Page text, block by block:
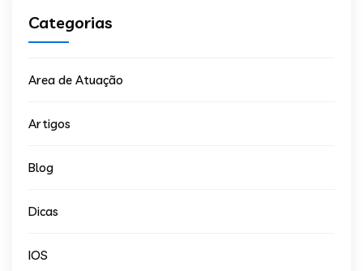
Categorias
Area de Atuação
Artigos
Blog
Dicas
IOS